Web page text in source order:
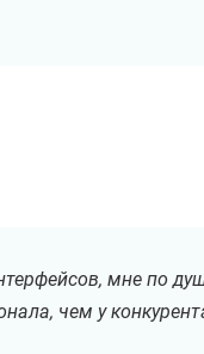
мне по
чем у